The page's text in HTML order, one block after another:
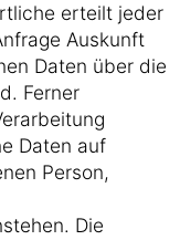
erteilt jeder
Auskunft
Daten über die
Ferner
Daten auf
Person,
Die